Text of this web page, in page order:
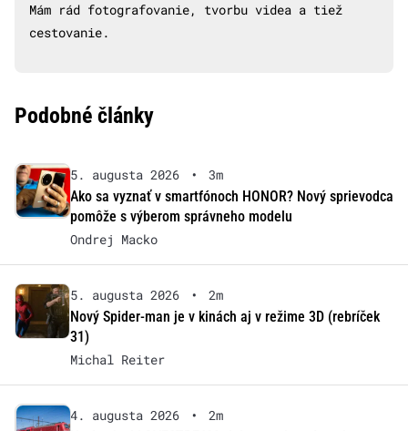
Mám rád fotografovanie, tvorbu videa a tiež
cestovanie.
Podobné články
5. augusta 2026 •
3m
Ako sa vyznať v smartfónoch HONOR? Nový sprievodca
pomôže s výberom správneho modelu
Ondrej Macko
5. augusta 2026 •
2m
Nový Spider-man je v kinách aj v režime 3D (rebríček
31)
Michal Reiter
4. augusta 2026 •
2m